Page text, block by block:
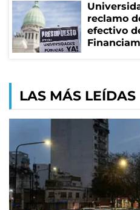
reclamo
efectivo
LAS MÁS LEÍDAS